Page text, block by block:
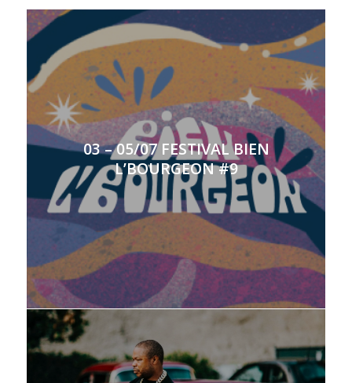
03 – 05/07 FESTIVAL BIEN
L’BOURGEON #9